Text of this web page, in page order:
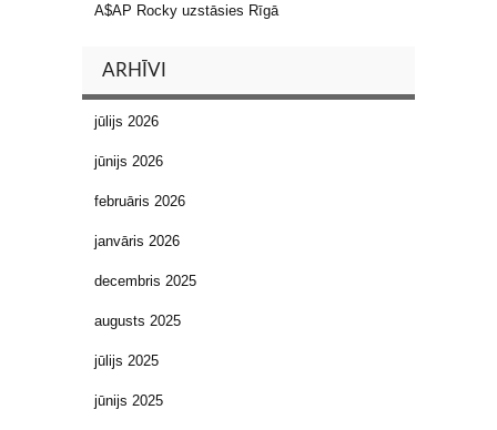
A$AP Rocky uzstāsies Rīgā
ARHĪVI
jūlijs 2026
jūnijs 2026
februāris 2026
janvāris 2026
decembris 2025
augusts 2025
jūlijs 2025
jūnijs 2025